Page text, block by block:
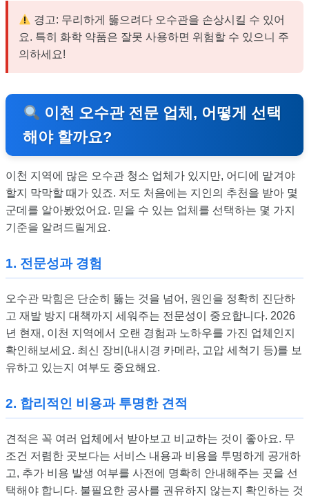
경고: 무리하게 뚫으려다 오수관을 손상시킬 수 있어
요. 특히 화학 약품은 잘못 사용하면 위험할 수 있으니 주
의하세요!
이천 오수관 전문 업체, 어떻게 선택
해야 할까요?
이천 지역에 많은 오수관 청소 업체가 있지만, 어디에 맡겨야
할지 막막할 때가 있죠. 저도 처음에는 지인의 추천을 받아 몇
군데를 알아봤었어요. 믿을 수 있는 업체를 선택하는 몇 가지
기준을 알려드릴게요.
1. 전문성과 경험
오수관 막힘은 단순히 뚫는 것을 넘어, 원인을 정확히 진단하
고 재발 방지 대책까지 세워주는 전문성이 중요합니다. 2026
년 현재, 이천 지역에서 오랜 경험과 노하우를 가진 업체인지
확인해보세요. 최신 장비(내시경 카메라, 고압 세척기 등)를 보
유하고 있는지 여부도 중요해요.
2. 합리적인 비용과 투명한 견적
견적은 꼭 여러 업체에서 받아보고 비교하는 것이 좋아요. 무
조건 저렴한 곳보다는 서비스 내용과 비용을 투명하게 공개하
고, 추가 비용 발생 여부를 사전에 명확히 안내해주는 곳을 선
택해야 합니다. 불필요한 공사를 권유하지 않는지 확인하는 것